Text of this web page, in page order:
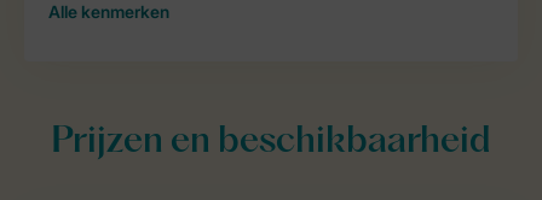
Alle kenmerken
Prijzen en beschikbaarheid